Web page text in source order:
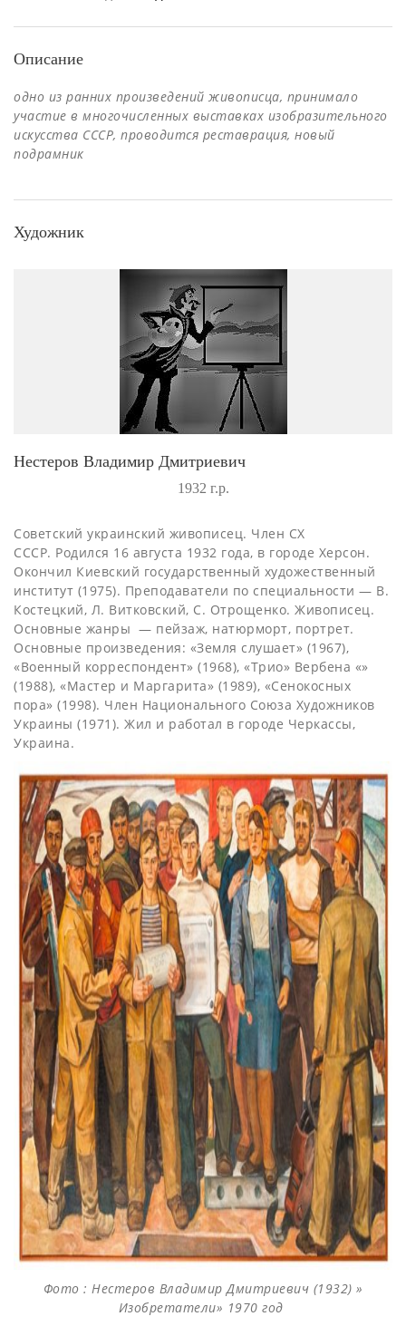
Описание
одно из ранних произведений живописца, принимало
участие в многочисленных выставках изобразительного
искусства СССР, проводится реставрация, новый
подрамник
Художник
Нестеров Владимир Дмитриевич
1932 г.р.
Советский украинский живописец. Член СХ
СССР. Родился 16 августа 1932 года, в городе Херсон.
Окончил Киевский государственный художественный
институт (1975). Преподаватели по специальности — В.
Костецкий, Л. Витковский, С. Отрощенко. Живописец.
Основные жанры — пейзаж, натюрморт, портрет.
Основные произведения: «Земля слушает» (1967),
«Военный корреспондент» (1968), «Трио» Вербена «»
(1988), «Мастер и Маргарита» (1989), «Сенокосных
пора» (1998). Член Национального Союза Художников
Украины (1971). Жил и работал в городе Черкассы,
Украина.
Фото : Нестеров Владимир Дмитриевич (1932) »
Изобретатели» 1970 год